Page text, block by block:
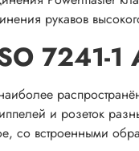
рукавов
7241-1
и розеток
со встроенными